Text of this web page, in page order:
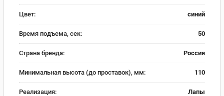
Цвет: синий
Время подъема, сек: 50
Страна бренда: Россия
Минимальная высота (до проставок), мм: 110
Реализация: Лапы